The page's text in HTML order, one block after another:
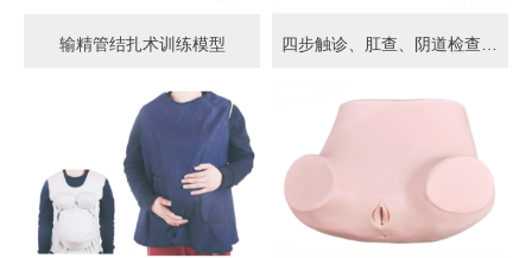
输精管结扎术训练模型